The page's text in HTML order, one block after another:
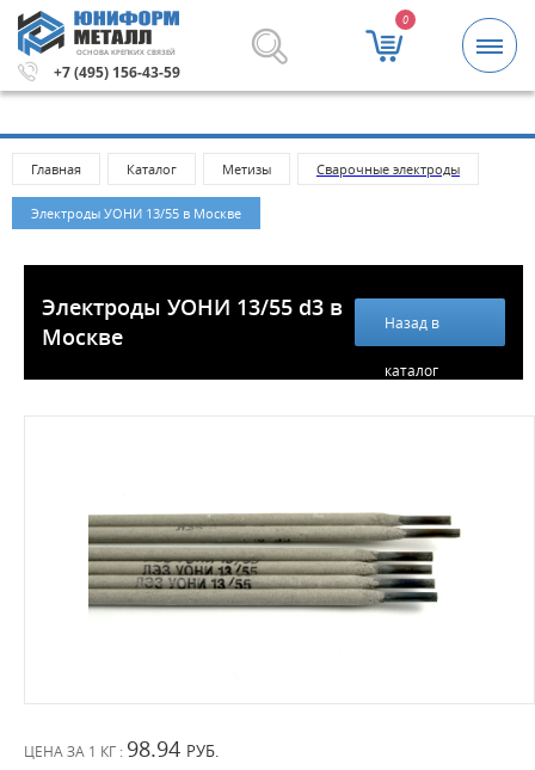
ОСНОВА КРЕПКИХ СВЯЗЕЙ
+7 (495) 156-43-59
0
Метизы и крепежные изделия оптом. Минимальная
Главная Каталог Метизы Cварочные электроды
Электроды УОНИ 13/55 в Москве
Электроды УОНИ 13/55 d3 в
Москве
Назад в
каталог
ЦЕНА ЗА 1 КГ : 98.94 РУБ.